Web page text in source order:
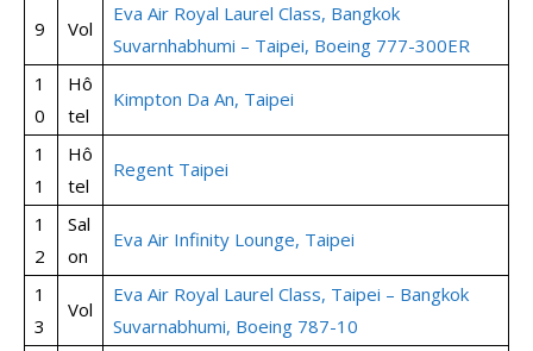
9 Vol
Eva Air Royal Laurel Class, Bangkok
Suvarnhabhumi – Taipei, Boeing 777-300ER
1
0
Hô
tel
Kimpton Da An, Taipei
1
1
Hô
tel
Regent Taipei
1
2
Sal
on
Eva Air Infinity Lounge, Taipei
1
3
Vol
Eva Air Royal Laurel Class, Taipei – Bangkok
Suvarnabhumi, Boeing 787-10